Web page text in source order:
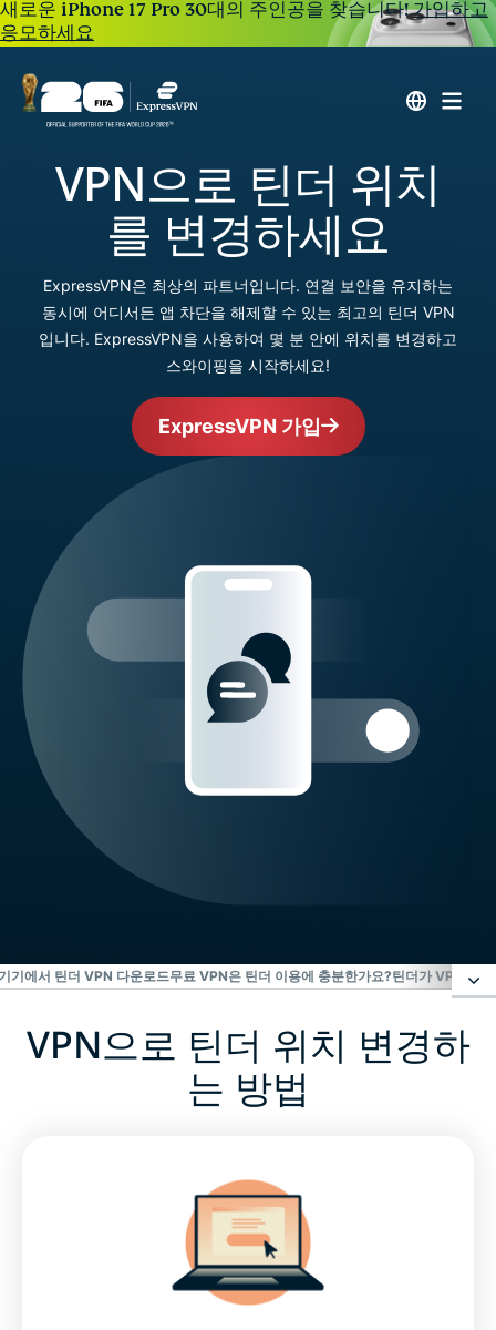
새로운 iPhone 17 Pro 30대의 주인공을 찾습니다!가입하고
응모하세요
VPN으로 틴더 위치
를 변경하세요
ExpressVPN은 최상의 파트너입니다. 연결 보안을 유지하는
동시에 어디서든 앱 차단을 해제할 수 있는 최고의 틴더 VPN
입니다. ExpressVPN을 사용하여 몇 분 안에 위치를 변경하고
스와이핑을 시작하세요!
ExpressVPN 가입
기에서 틴더 VPN 다운로드무료 VPN은 틴더 이용에 충분한가요?틴더가 VPN과
VPN으로 틴더 위치 변경하는 방법
틴더가 일부 국가에서 차단되는 이유
ExpressVPN은 최고의 틴더 VPN
모든 기기에서 틴더 VPN 다운로드
무료 VPN은 틴더 이용에 충분한가요?
VPN으로 틴더 위치 변경하
는 방법